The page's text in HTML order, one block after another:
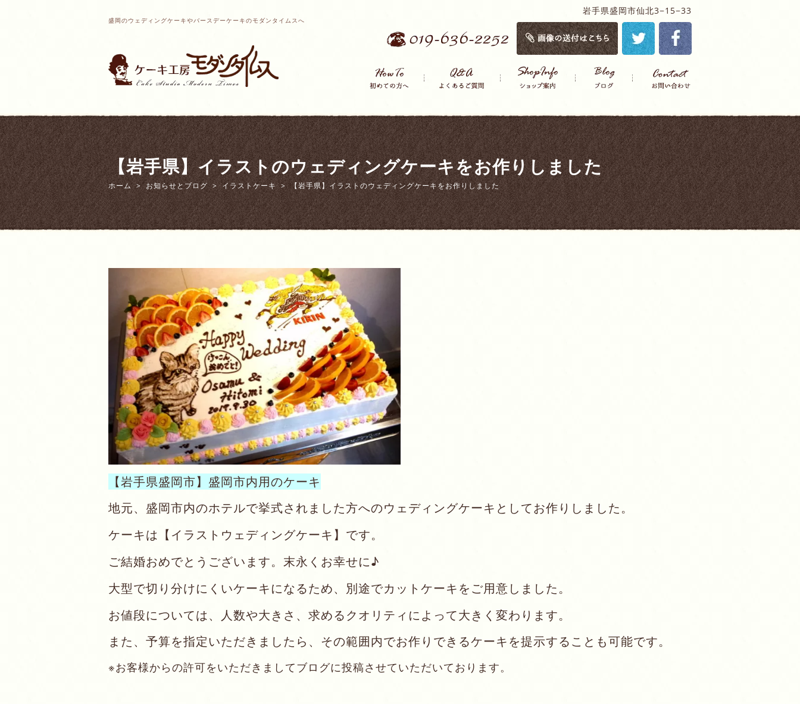
盛岡のウェディングケーキやバースデーケーキのモダンタイムスへ
岩手県盛岡市仙北3−15−33
【岩手県】イラストのウェディングケーキをお作りしました
ホーム お知らせとブログ イラストケーキ 【岩手県】イラストのウェディングケーキをお作りしました
【岩手県盛岡市】盛岡市内用のケーキ
地元、盛岡市内のホテルで挙式されました方へのウェディングケーキとしてお作りしました。
ケーキは【イラストウェディングケーキ】です。
ご結婚おめでとうございます。末永くお幸せに♪
大型で切り分けにくいケーキになるため、別途でカットケーキをご用意しました。
お値段については、人数や大きさ、求めるクオリティによって大きく変わります。
また、予算を指定いただきましたら、その範囲内でお作りできるケーキを提示することも可能です。
※お客様からの許可をいただきましてブログに投稿させていただいております。